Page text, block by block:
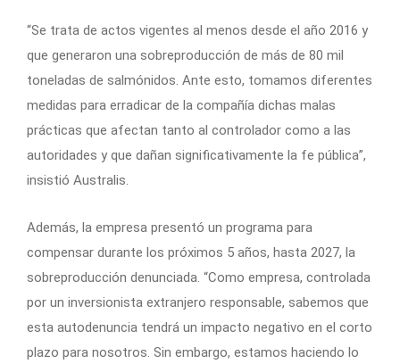
“Se trata de actos vigentes al menos desde el año 2016 y
que generaron una sobreproducción de más de 80 mil
toneladas de salmónidos. Ante esto, tomamos diferentes
medidas para erradicar de la compañía dichas malas
prácticas que afectan tanto al controlador como a las
autoridades y que dañan significativamente la fe pública”,
insistió Australis.
Además, la empresa presentó un programa para
compensar durante los próximos 5 años, hasta 2027, la
sobreproducción denunciada. “Como empresa, controlada
por un inversionista extranjero responsable, sabemos que
esta autodenuncia tendrá un impacto negativo en el corto
plazo para nosotros. Sin embargo, estamos haciendo lo